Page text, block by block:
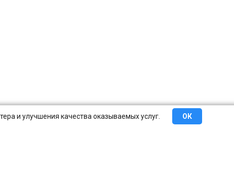
и улучшения качества оказываемых услуг. ОК